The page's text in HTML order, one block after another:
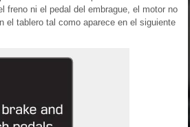
freno ni el pedal del embrague, el motor no
el tablero tal como aparece en el siguiente